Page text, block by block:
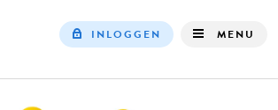
INLOGGEN MENU